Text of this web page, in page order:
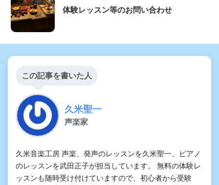
体験レッスン等のお問い合わせ
この記事を書いた人
久米聖一
声楽家
久米音楽工房 声楽、発声のレッスンを久米聖一、ピアノ
のレッスンを武田正子が担当しています。 無料の体験レ
ッスンも随時受け付けていますので、初心者から受験